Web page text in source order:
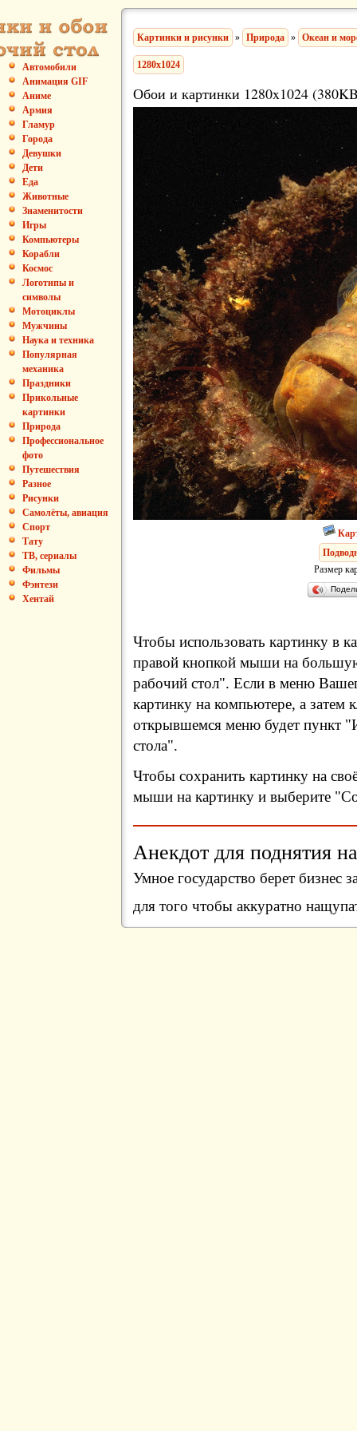
Автомобили
Анимация GIF
Аниме
Армия
Гламур
Города
Девушки
Дети
Еда
Животные
Знаменитости
Игры
Компьютеры
Корабли
Космос
Логотипы и
символы
Мотоциклы
Мужчины
Наука и техника
Популярная
механика
Праздники
Прикольные
картинки
Природа
Профессиональное
фото
Путешествия
Разное
Рисунки
Самолёты, авиация
Спорт
Тату
ТВ, сериалы
Фильмы
Фэнтези
Хентай
Картинки и рисунки » Природа » Океан и
1280x1024
Обои и картинки 1280x1024
Размер
Чтобы использовать картинку в
правой кнопкой мыши на
рабочий стол". Если в меню
картинку на компьютере, а затем
открывшемся меню будет пункт
стола".
Чтобы сохранить картинку на
мыши на картинку и выберите
Анекдот для поднятия
Умное государство берет бизнес
для того чтобы аккуратно